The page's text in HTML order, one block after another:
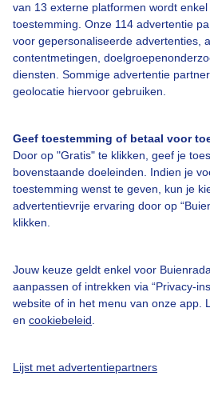
van 13 externe platformen wordt
toestemming. Onze 114 advertentie
voor gepersonaliseerde advertenties,
contentmetingen,
diensten. Sommige advertentie
geolocatie hiervoor gebruiken.
Geef toestemming of betaal voor
Door op "Gratis" te klikken, geef je
bovenstaande doeleinden. Indien je
toestemming wenst te geven, kun je
advertentievrije ervaring door op
klikken.
Jouw keuze geldt enkel voor
aanpassen of intrekken via “Privacy-
website of in het menu van onze app.
en cookiebeleid
Lijst met advertentiepartners
Over Buienradar
Bedrijfsgegevens
Contact
Toegankelijkheid
Gebruikersvoorwaarden
Privacy beleid
Cookie beleid
Gratis weerdata